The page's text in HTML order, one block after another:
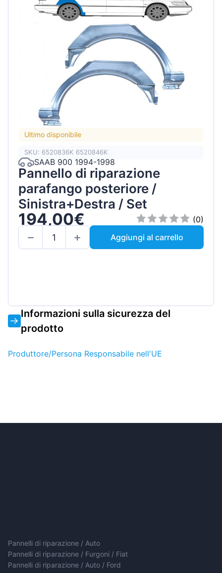
Ultimo disponibile
SKU: 6520836K 6520846K
SAAB 900 1994-1998
Pannello di riparazione
parafango posteriore /
Sinistra+Destra / Set
194,00€
(0)
Aggiungi al carrello
Informazioni sulla sicurezza del
prodotto
Produttore/Persona Responsabile nell'UE
Pannelli di riparazione / Auto
Pannelli di riparazione / Furgoni / Fiat
Pannelli di riparazione / Auto / Ford